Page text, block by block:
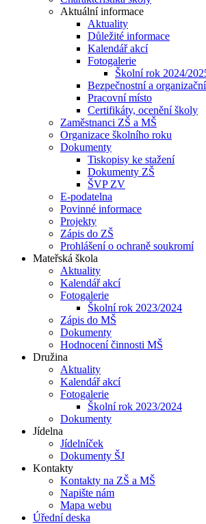
Aktuální informace
Aktuality
Důležité informace
Kalendář akcí
Fotogalerie
Školní rok 2024/
Bezpečnostní a
Pracovní místo
Certifikáty, ocenění školy
Zaměstnanci ZŠ a MŠ
Organizace školního roku
Dokumenty
Tiskopisy ke stažení
Dokumenty ZŠ
ŠVP ZV
E-podatelna
Povinné informace
Projekty
Zápis do ZŠ
Prohlášení o ochraně soukromí
Mateřská škola
Aktuality
Kalendář akcí
Fotogalerie
Školní rok 2023/2024
Zápis do MŠ
Dokumenty
Hodnocení činnosti MŠ
Družina
Aktuality
Kalendář akcí
Fotogalerie
Školní rok 2023/2024
Dokumenty
Jídelna
Jídelníček
Dokumenty ŠJ
Kontakty
Kontakty na ZŠ a MŠ
Napište nám
Mapa webu
Úřední deska